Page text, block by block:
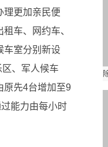
理更加亲民便
车、网约车、
车室分别新设
、军人候车
原先4台增加至9
能力由每小时